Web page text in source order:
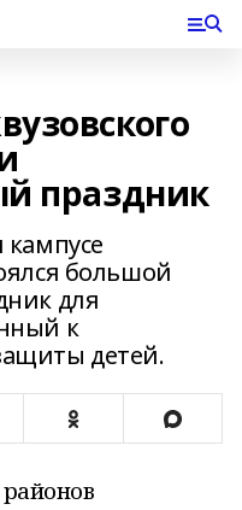
праздник
большой
для
к
детей.